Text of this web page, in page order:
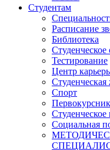
Студентам
Расписание
Библиотека
Студенческое
Тестирование
Центр
Студенческая
Спорт
Социальная